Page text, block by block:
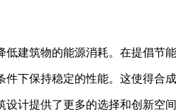
建筑物的能源消耗。在提倡节
下保持稳定的性能。这使得合
计提供了更多的选择和创新